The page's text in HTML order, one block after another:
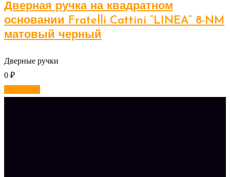
Дверная ручка на квадратном
основании Fratelli Cattini “LINEA” 8-NM
матовый черный
Дверные ручки
0 ₽